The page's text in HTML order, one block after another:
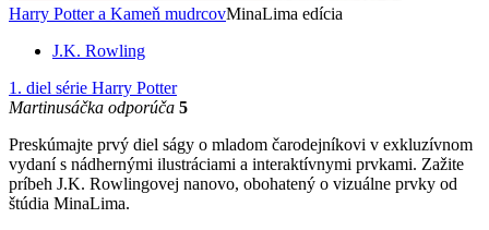
Harry Potter a Kameň mudrcovMinaLima edícia
J.K. Rowling
1. diel série Harry Potter
Martinusáčka odporúča 5
Preskúmajte prvý diel ságy o mladom čarodejníkovi v exkluzívnom
vydaní s nádhernými ilustráciami a interaktívnymi prvkami. Zažite
príbeh J.K. Rowlingovej nanovo, obohatený o vizuálne prvky od
štúdia MinaLima.